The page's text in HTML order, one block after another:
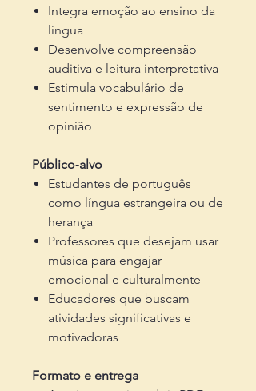
Integra emoção ao ensino da
língua
Desenvolve compreensão
auditiva e leitura interpretativa
Estimula vocabulário de
sentimento e expressão de
opinião
Público‑alvo
Estudantes de português
como língua estrangeira ou de
herança
Professores que desejam usar
música para engajar
emocional e culturalmente
Educadores que buscam
atividades significativas e
motivadoras
Formato e entrega